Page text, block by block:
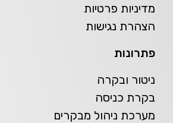
מדיניות פרטיות
הצהרת נגישות
פתרונות
ניטור ובקרה
בקרת כניסה
מערכת ניהול מבקרים